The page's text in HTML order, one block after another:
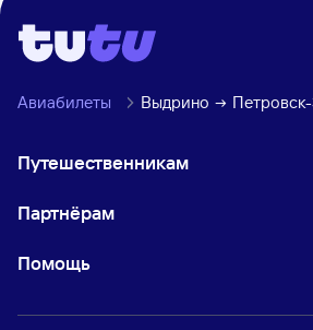
Авиабилеты Выдрино
Путешественникам
Партнёрам
Помощь